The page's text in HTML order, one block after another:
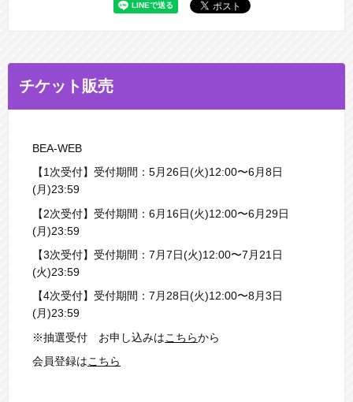
チケット販売
BEA-WEB
【1次受付】受付期間：5⽉26⽇(⽕)12:00〜6⽉8⽇
(⽉)23:59
【2次受付】受付期間：6⽉16⽇(⽕)12:00〜6⽉29⽇
(⽉)23:59
【3次受付】受付期間：7⽉7⽇(⽕)12:00〜7⽉21⽇
(⽕)23:59
【4次受付】受付期間：7⽉28⽇(⽕)12:00〜8⽉3⽇
(⽉)23:59
※抽選受付 お申し込みはこちらから
会員登録はこちら